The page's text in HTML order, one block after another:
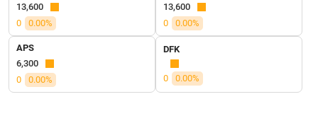
13,600
0
0.00%
13,600
0
0.00%
APS
6,300
0
0.00%
DFK
0 0.00%
BẤT
ĐỘNG
SẢN
Mã
chứng